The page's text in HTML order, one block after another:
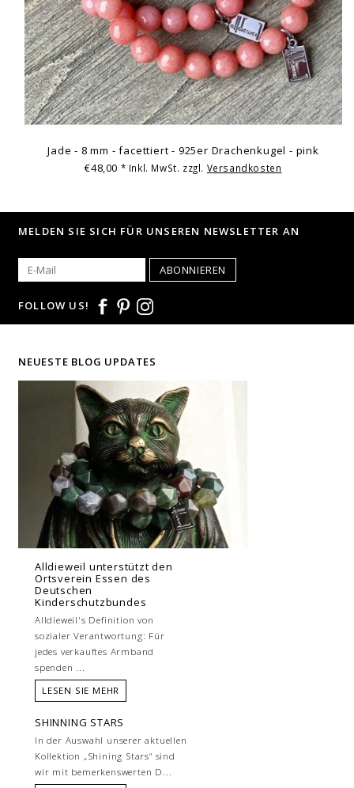
Jade - 8 mm - facettiert - 925er Drachenkugel - pink
€48,00 * Inkl. MwSt. zzgl. Versandkosten
MELDEN SIE SICH FÜR UNSEREN NEWSLETTER AN
ABONNIEREN
FOLLOW US!
NEUESTE BLOG UPDATES
Alldieweil unterstützt den
Ortsverein Essen des
Deutschen
Kinderschutzbundes
Alldieweil's Definition von
sozialer Verantwortung: Für
jedes verkauftes Armband
spenden ...
LESEN SIE MEHR
SHINNING STARS
In der Auswahl unserer aktuellen
Kollektion „Shining Stars“ sind
wir mit bemerkenswerten D...